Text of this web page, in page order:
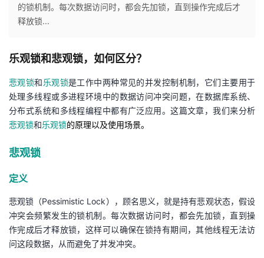
主
页
的
开
发
者
客
论
坛
的
圈
我
的
我
的锁机制。每次数据访问时，都会先加锁，直到操作完成后才
释放锁...
乐观锁和悲观锁，如何区分？
悲观锁和乐观锁是工作中两种常见的并发控制机制，它们主要用于
处理多线程或多进程环境中的数据访问冲突问题，在数据库系统、
分布式系统和多线程编程中都有广泛应用。这篇文章，我们来分析
悲观锁和乐观锁的原理以及使用场景。
悲观锁
定义
悲观锁（Pessimistic Lock），顾名思义，就是持有悲观状态，假设
冲突会频繁发生的锁机制。每次数据访问时，都会先加锁，直到操
作完成后才释放锁，这样可以确保在锁持有期间，其他线程无法访
问这段数据，从而避免了并发冲突。